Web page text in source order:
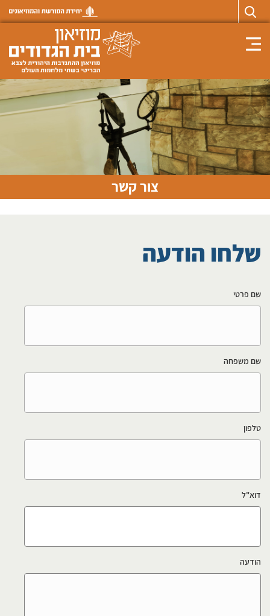
Toggle navigation
צור קשר
שלחו הודעה
שם פרטי
שם משפחה
טלפון
דוא"ל
הודעה